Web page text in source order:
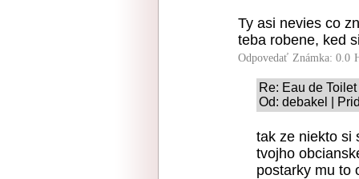
Ty asi nevies co
teba robene, ked
Odpovedať Známka: 0.0
Re: Eau de Toilet
Od: debakel |
tak ze niekto si
tvojho
postarky mu to